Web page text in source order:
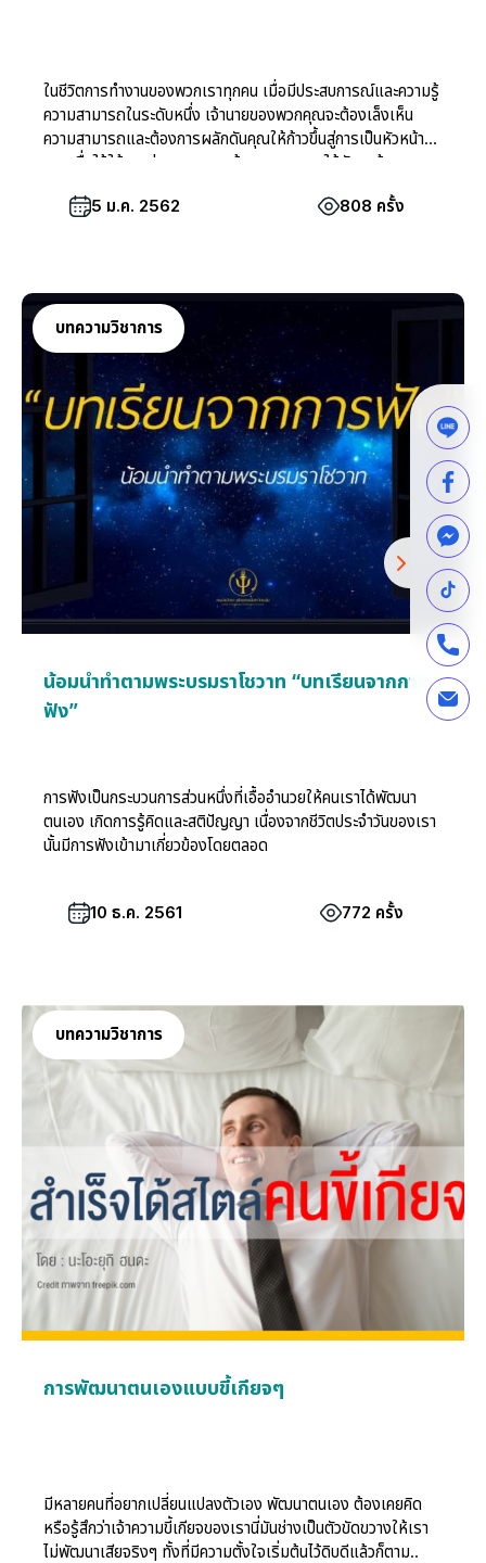
ในชีวิตการทำงานของพวกเราทุกคน เมื่อมีประสบการณ์และความรู้
ความสามารถในระดับหนึ่ง เจ้านายของพวกคุณจะต้องเล็งเห็น
ความสามารถและต้องการผลักดันคุณให้ก้าวขึ้นสู่การเป็นหัวหน้า
งานเพื่อใช้ให้คุณถ่ายทอดความรู้ความสามารถให้กับลูกน้องของ
5 ม.ค. 2562
808 ครั้ง
บทความวิชาการ
น้อมนำทำตามพระบรมราโชวาท “บทเรียนจากการ
ฟัง”
การฟังเป็นกระบวนการส่วนหนึ่งที่เอื้ออำนวยให้คนเราได้พัฒนา
ตนเอง เกิดการรู้คิดและสติปัญญา เนื่องจากชีวิตประจำวันของเรา
นั้นมีการฟังเข้ามาเกี่ยวข้องโดยตลอด
10 ธ.ค. 2561 772 ครั้ง
บทความวิชาการ
การพัฒนาตนเองแบบขี้เกียจๆ
มีหลายคนที่อยากเปลี่ยนแปลงตัวเอง พัฒนาตนเอง ต้องเคยคิด
หรือรู้สึกว่าเจ้าความขี้เกียจของเรานี่มันช่างเป็นตัวขัดขวางให้เรา
ไม่พัฒนาเสียจริงๆ ทั้งที่มีความตั้งใจเริ่มต้นไว้ดิบดีแล้วก็ตาม..